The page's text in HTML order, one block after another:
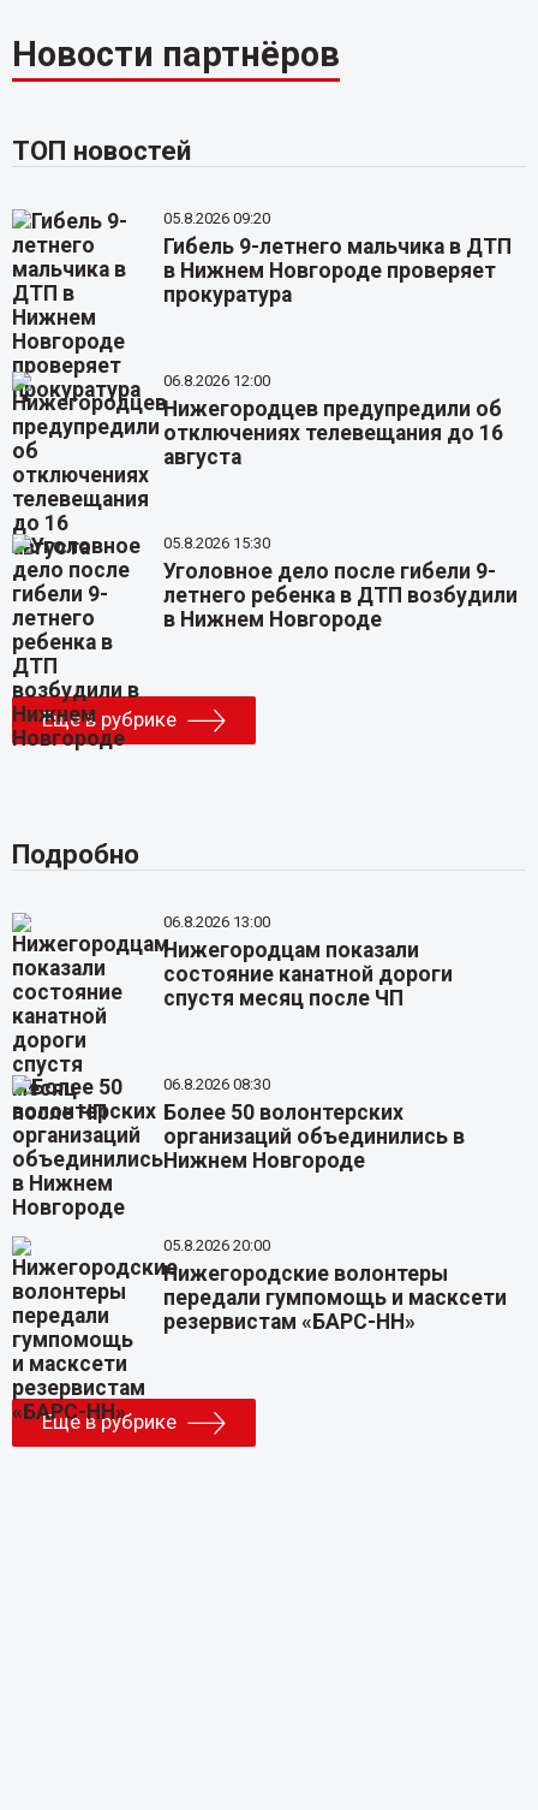
Новости партнёров
ТОП новостей
05.8.2026 09:20
Гибель 9-летнего мальчика в ДТП
в Нижнем Новгороде проверяет
прокуратура
06.8.2026 12:00
Нижегородцев предупредили об
отключениях телевещания до 16
августа
05.8.2026 15:30
Уголовное дело после гибели 9-
летнего ребенка в ДТП возбудили
в Нижнем Новгороде
Еще в рубрике
Подробно
06.8.2026 13:00
Нижегородцам показали
состояние канатной дороги
спустя месяц после ЧП
06.8.2026 08:30
Более 50 волонтерских
организаций объединились в
Нижнем Новгороде
05.8.2026 20:00
Нижегородские волонтеры
передали гумпомощь и масксети
резервистам «БАРС-НН»
Еще в рубрике